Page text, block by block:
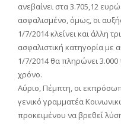
ανεβαίνει στα 3.705,12
ασφαλισμένο, όμως, οι
1/7/2014 κλείνει και άλλη
ασφαλιστική κατηγορία
1/7/2014 θα πληρώνει 3.000
χρόνο.
Αύριο, Πέμπτη, οι
γενικό γραμματέα
προκειμένου να βρεθεί